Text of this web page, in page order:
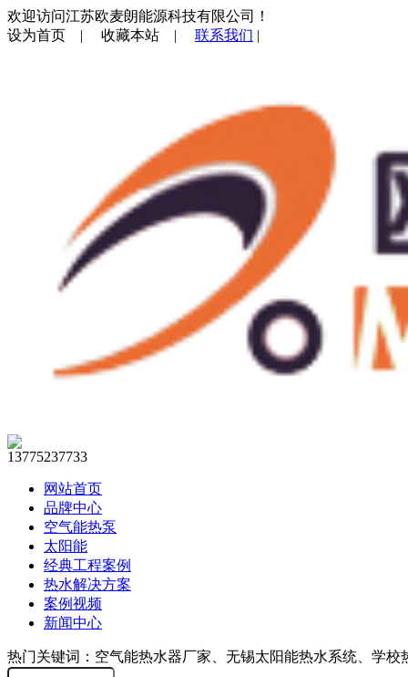
欢迎访问江苏欧麦朗能源科技有限公司！
设为首页 | 收藏本站 | 联系我们 |
13775237733
网站首页
品牌中心
空气能热泵
太阳能
经典工程案例
热水解决方案
案例视频
新闻中心
热门关键词：空气能热水器厂家、无锡太阳能热水系统、学校